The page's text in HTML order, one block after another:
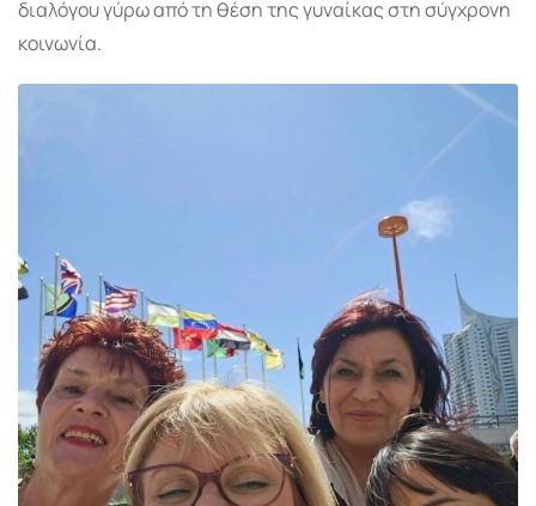
διαλόγου γύρω από τη θέση της γυναίκας στη σύγχρονη
κοινωνία.